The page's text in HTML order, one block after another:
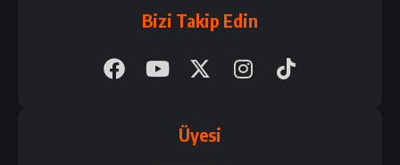
Bizi Takip Edin
Üyesi